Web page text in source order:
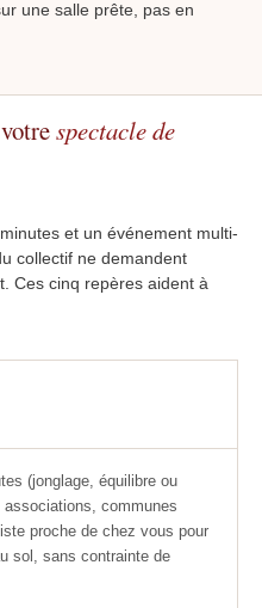
une salle prête, pas en
spectacle de
et un événement multi-
collectif ne demandent
Ces cinq repères aident à
(jonglage, équilibre ou
communes
proche de chez vous pour
sol, sans contrainte de